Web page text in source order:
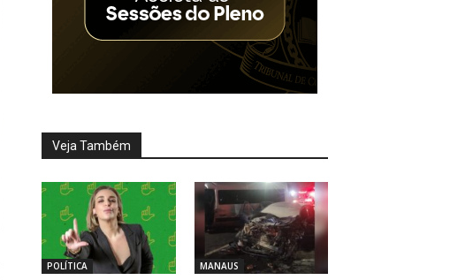
Veja Também
POLÍTICA MANAUS